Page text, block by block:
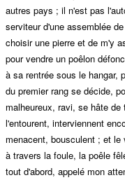
autres pays ; il n'est pas
serviteur d'une assemblée
choisir une pierre et de m'y
pour vendre un poêlon
à sa rentrée sous le hangar,
du premier rang se décide,
malheureux, ravi, se hâte
l'entourent, interviennent
menacent, bousculent ; et
à travers la foule, la poêle
tout d'abord, appelé mon